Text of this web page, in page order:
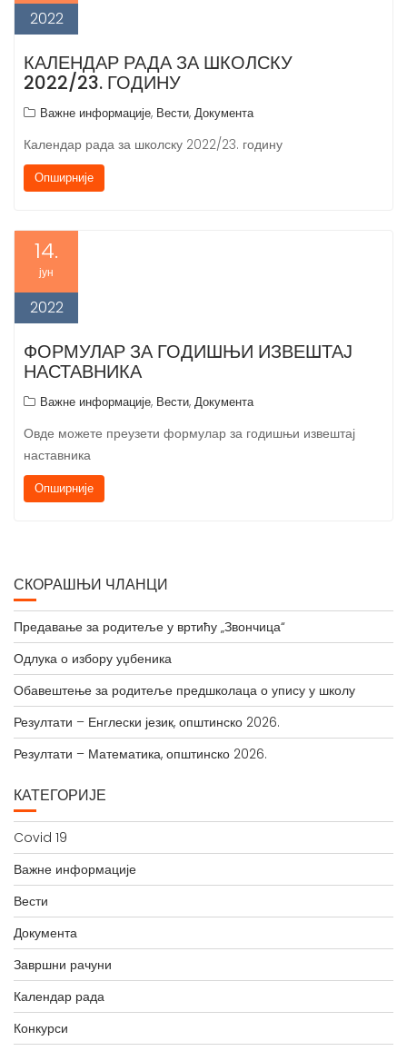
2022
КАЛЕНДАР РАДА ЗА ШКОЛСКУ
2022/23. ГОДИНУ
Важне информације, Вести, Документа
Календар рада за школску 2022/23. годину
Опширније
14.
јун
2022
ФОРМУЛАР ЗА ГОДИШЊИ ИЗВЕШТАЈ
НАСТАВНИКА
Важне информације, Вести, Документа
Овде можете преузети формулар за годишњи извештај
наставника
Опширније
СКОРАШЊИ ЧЛАНЦИ
Предавање за родитеље у вртићу „Звончица“
Одлука о избору уџбеника
Обавештење за родитеље предшколаца о упису у школу
Резултати – Енглески језик, општинско 2026.
Резултати – Математика, општинско 2026.
КАТЕГОРИЈЕ
Covid 19
Важне информације
Вести
Документа
Завршни рачуни
Календар рада
Конкурси